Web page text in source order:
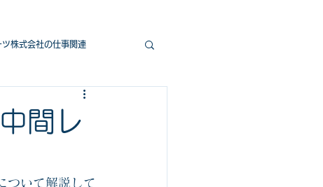
ツ株式会社の仕事関連
協力ゲームエッセンシャル
間レ
ついて解説して